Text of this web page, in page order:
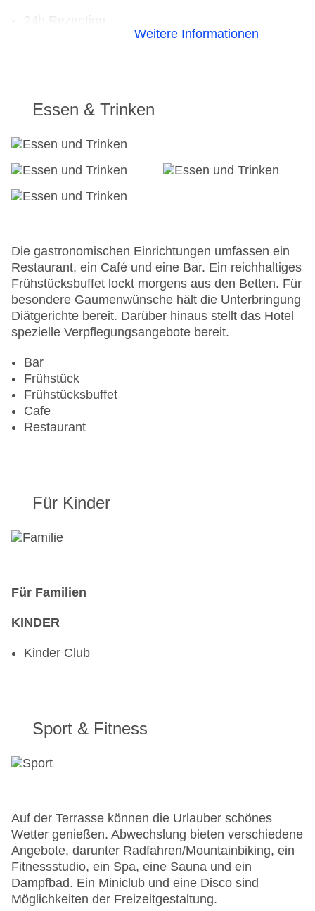
Parkplatz: gegen Gebühr
Garage
Hotelsafe
Letzte umfassende Renovierung: 2025
Lift
Haustiere: gegen Gebühr
Zahlungsarten: American Express, Diners Club,
EC Maestro, Mastercard, Visa
Landeskategorie: 4 Sterne
Weitere Informationen
Essen & Trinken
Die gastronomischen Einrichtungen umfassen ein
Restaurant, ein Café und eine Bar. Ein reichhaltiges
Frühstücksbuffet lockt morgens aus den Betten. Für
besondere Gaumenwünsche hält die Unterbringung
Diätgerichte bereit. Darüber hinaus stellt das Hotel
spezielle Verpflegungsangebote bereit.
Bar
Frühstück
Frühstücksbuffet
Cafe
Restaurant
Für Kinder
Für Familien
KINDER
Kinder Club
Sport & Fitness
Auf der Terrasse können die Urlauber schönes
Wetter genießen. Abwechslung bieten verschiedene
Angebote, darunter Radfahren/Mountainbiking, ein
Fitnessstudio, ein Spa, eine Sauna und ein
Dampfbad. Ein Miniclub und eine Disco sind
Möglichkeiten der Freizeitgestaltung.